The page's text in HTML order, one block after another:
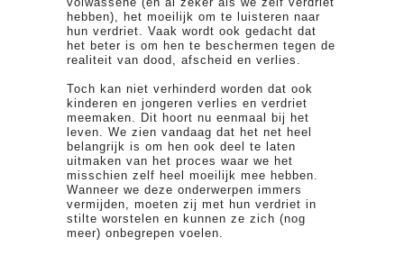
hebben), het moeilijk om te luisteren naar
hun verdriet. Vaak wordt ook gedacht dat
het beter is om hen te beschermen tegen de
realiteit van dood, afscheid en verlies.
Toch kan niet verhinderd worden dat ook
kinderen en jongeren verlies en verdriet
meemaken. Dit hoort nu eenmaal bij het
leven. We zien vandaag dat het net heel
belangrijk is om hen ook deel te laten
uitmaken van het proces waar we het
misschien zelf heel moeilijk mee hebben.
Wanneer we deze onderwerpen immers
vermijden, moeten zij met hun verdriet in
stilte worstelen en kunnen ze zich (nog
meer) onbegrepen voelen.